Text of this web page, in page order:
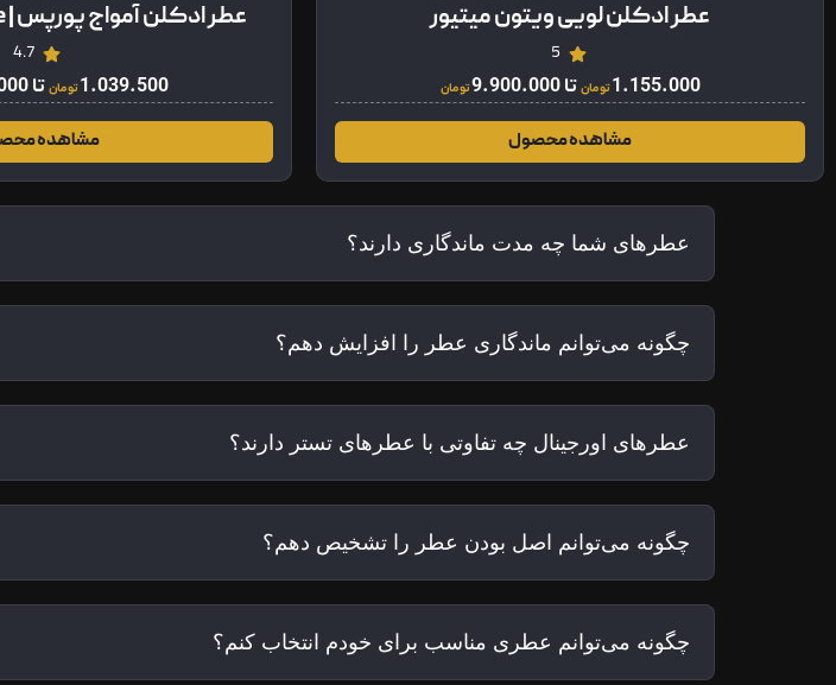
عطر ادکلن لویی ویتون میتیور
5
1.155.000تومان تا9.900.000تومان
مشاهده محصول
عطر ادکلن آمواج پورپس | Amouage Purpose
4.7
1.039.500تومان تا
مشاهده
عطرهای شما چه مدت ماندگاری دارند؟
چگونه می‌توانم ماندگاری عطر را افزایش دهم؟
عطرهای اورجینال چه تفاوتی با عطرهای تستر دارند؟
چگونه می‌توانم اصل بودن عطر را تشخیص دهم؟
چگونه می‌توانم عطری مناسب برای خودم انتخاب کنم؟